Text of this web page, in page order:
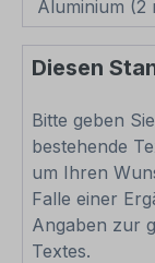
Diesen
Bitte geben
bestehende
um Ihren
Falle einer
Angaben zur
Textes.